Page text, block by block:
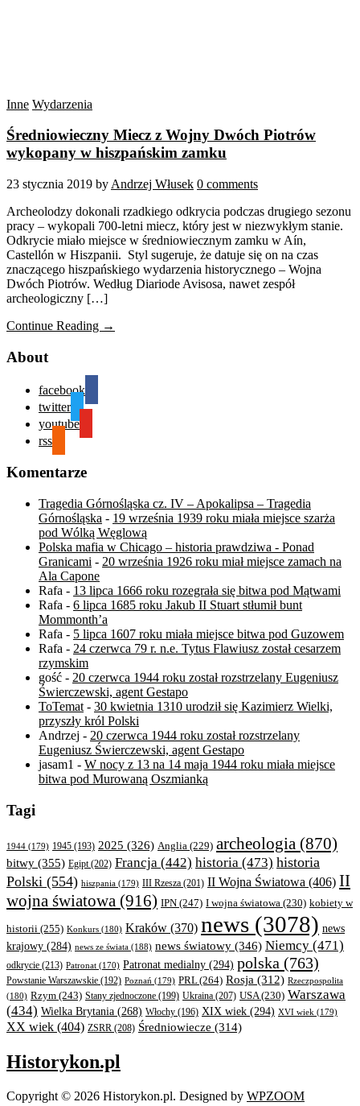
Inne Wydarzenia
Średniowieczny Miecz z Wojny Dwóch Piotrów
wykopany w hiszpańskim zamku
23 stycznia 2019 by Andrzej Włusek 0 comments
Archeolodzy dokonali rzadkiego odkrycia podczas drugiego sezonu
pracy – wykopali 700-letni miecz, który jest w niezwykłym stanie.
Odkrycie miało miejsce w średniowiecznym zamku w Aín,
Castellón w Hiszpanii. Styl sugeruje, że datuje się on na czas
znaczącego hiszpańskiego wydarzenia historycznego – Wojna
Dwóch Piotrów. Według Diariode Avisosa, nawet zespół
archeologiczny […]
Continue Reading →
About
facebook
twitter
youtube
rss
Komentarze
Tragedia Górnośląska cz. IV – Apokalipsa – Tragedia
Górnośląska - 19 września 1939 roku miała miejsce szarża
pod Wólką Węglową
Polska mafia w Chicago – historia prawdziwa - Ponad
Granicami - 20 września 1926 roku miał miejsce zamach na
Ala Capone
Rafa - 13 lipca 1666 roku rozegrała się bitwa pod Mątwami
Rafa - 6 lipca 1685 roku Jakub II Stuart stłumił bunt
Mommonth’a
Rafa - 5 lipca 1607 roku miała miejsce bitwa pod Guzowem
Rafa - 24 czerwca 79 r. n.e. Tytus Flawiusz został cesarzem
rzymskim
gość - 20 czerwca 1944 roku został rozstrzelany Eugeniusz
Świerczewski, agent Gestapo
ToTemat - 30 kwietnia 1310 urodził się Kazimierz Wielki,
przyszły król Polski
Andrzej - 20 czerwca 1944 roku został rozstrzelany
Eugeniusz Świerczewski, agent Gestapo
jasam1 - W nocy z 13 na 14 maja 1944 roku miała miejsce
bitwa pod Murowaną Oszmianką
Tagi
1944 (179) 1945 (193) 2025 (326) Anglia (229) archeologia (870)
bitwy (355) Egipt(202) Francja (442) historia (473) historia
Polski (554) hiszpania (179) III Rzesza (201) II Wojna Światowa (406) II
wojna światowa (916) IPN (247) I wojna światowa (230) kobiety w
historii (255) Konkurs (180) Kraków (370) news (3078) news
krajowy (284) news ze świata (188) news światowy (346) Niemcy (471)
odkrycie (213) Patronat (170) Patronat medialny (294) polska (763)
Powstanie Warszawskie (192) Poznań (179) PRL(264) Rosja (312) Rzeczpospolita
(180) Rzym (243) Stany zjednoczone (199) Ukraina (207) USA(230) Warszawa
(434) Wielka Brytania (268) Włochy (196) XIX wiek (294) XVI wiek (179)
XX wiek (404) ZSRR (208) Średniowiecze (314)
Historykon.pl
Copyright © 2026 Historykon.pl. Designed by WPZOOM